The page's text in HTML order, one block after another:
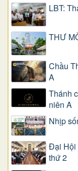
LBT:
THƯ
Chầu
A
Thánh
niên A
Nhịp
Đại Hội
thứ 2